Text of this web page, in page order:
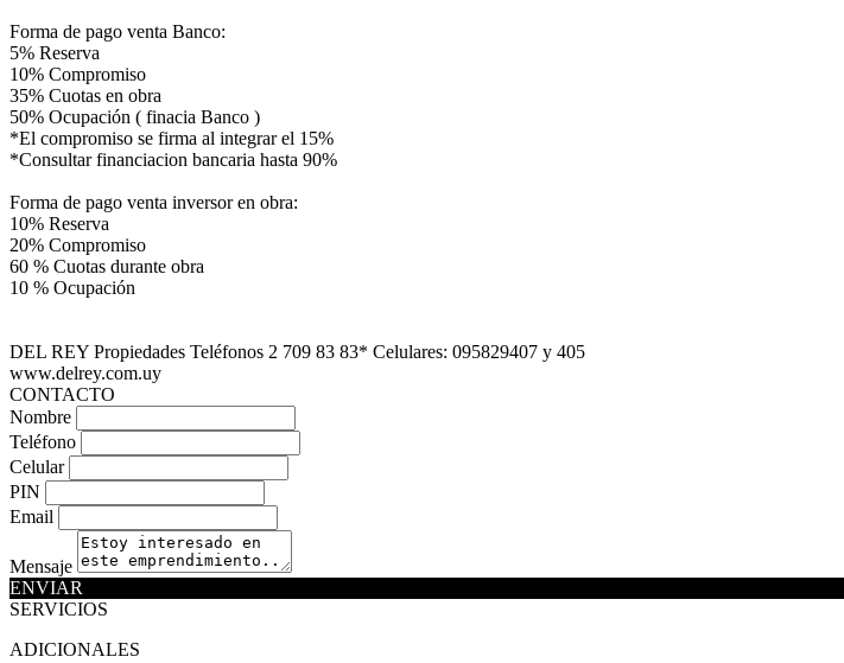
Forma de pago venta Banco:
5% Reserva
10% Compromiso
35% Cuotas en obra
50% Ocupación ( finacia Banco )
*El compromiso se firma al integrar el 15%
*Consultar financiacion bancaria hasta 90%
Forma de pago venta inversor en obra:
10% Reserva
20% Compromiso
60 % Cuotas durante obra
10 % Ocupación
DEL REY Propiedades Teléfonos 2 709 83 83* Celulares: 095829407 y 405
www.delrey.com.uy
CONTACTO
Nombre
Teléfono
Celular
PIN
Email
Mensaje
ENVIAR
SERVICIOS
ADICIONALES